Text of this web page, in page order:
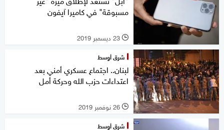
مسبوقة" في كاميرا آيفون
l 23 ديسمبر 2019
شرق أوسط
لبنان.. اجتماع عسكري أمني بعد
اعتداءات حزب الله وحركة أمل
l 26 نوفمبر 2019
شرق أوسط